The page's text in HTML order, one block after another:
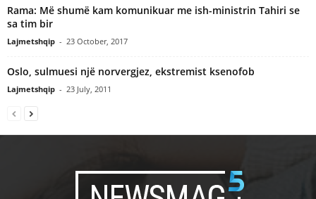
Rama: Më shumë kam komunikuar me ish-ministrin Tahiri se
sa tim bir
Lajmetshqip - 23 October, 2017
Oslo, sulmuesi një norvergjez, ekstremist ksenofob
Lajmetshqip - 23 July, 2011